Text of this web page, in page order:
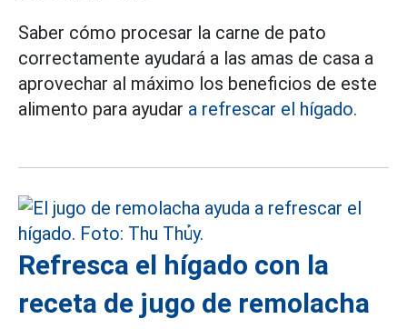
Saber cómo procesar la carne de pato
correctamente ayudará a las amas de casa a
aprovechar al máximo los beneficios de este
alimento para ayudar a refrescar el hígado.
Refresca el hígado con la
receta de jugo de remolacha